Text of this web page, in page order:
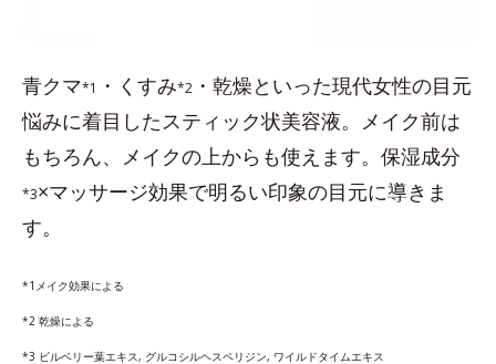
青クマ*1 ・くすみ*2 ・乾燥といった現代女性の目元
悩みに着目したスティック状美容液。メイク前は
もちろん、メイクの上からも使えます。保湿成分
*3×マッサージ効果で明るい印象の目元に導きま
す。
*1メイク効果による
*2 乾燥による
*3 ビルベリー葉エキス, グルコシルヘスペリジン, ワイルドタイムエキス